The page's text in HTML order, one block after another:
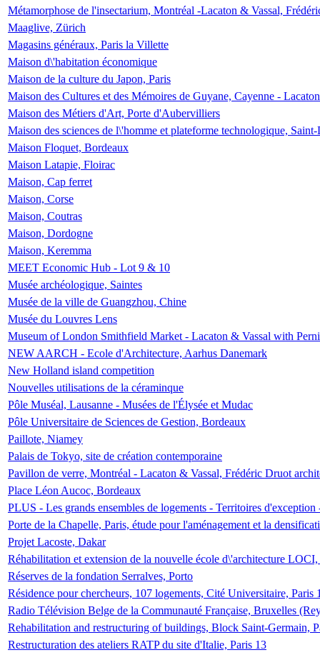
Métamorphose de l'insectarium, Montréal -Lacaton & Vassal,
Maaglive, Zürich
Magasins généraux, Paris la Villette
Maison d\'habitation économique
Maison de la culture du Japon, Paris
Maison des Cultures et des Mémoires de Guyane, Cayenne -
Maison des Métiers d'Art, Porte d'Aubervilliers
Maison des sciences de l\'homme et plateforme technologique,
Maison Floquet, Bordeaux
Maison Latapie, Floirac
Maison, Cap ferret
Maison, Corse
Maison, Coutras
Maison, Dordogne
Maison, Keremma
MEET Economic Hub - Lot 9 & 10
Musée archéologique, Saintes
Musée de la ville de Guangzhou, Chine
Musée du Louvres Lens
Museum of London Smithfield Market - Lacaton & Vassal with
NEW AARCH - Ecole d'Architecture, Aarhus Danemark
New Holland island competition
Nouvelles utilisations de la céraminque
Pôle Muséal, Lausanne - Musées de l'Élysée et Mudac
Pôle Universitaire de Sciences de Gestion, Bordeaux
Paillote, Niamey
Palais de Tokyo, site de création contemporaine
Pavillon de verre, Montréal - Lacaton & Vassal, Frédéric Druot
Place Léon Aucoc, Bordeaux
PLUS - Les grands ensembles de logements - Territoires
Porte de la Chapelle, Paris, étude pour l'aménagement et la
Projet Lacoste, Dakar
Réhabilitation et extension de la nouvelle école d\'architecture
Réserves de la fondation Serralves, Porto
Résidence pour chercheurs, 107 logements, Cité Universitaire, Paris
Radio Télévision Belge de la Communauté Française, Bruxelles
Rehabilitation and restructuring of buildings, Block Saint-Germain,
Restructuration des ateliers RATP du site d'Italie, Paris 13